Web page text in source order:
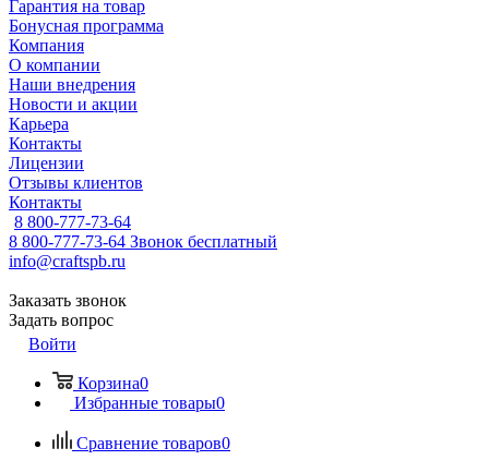
Гарантия на товар
Бонусная программа
Компания
О компании
Наши внедрения
Новости и акции
Карьера
Контакты
Лицензии
Отзывы клиентов
Контакты
8 800-777-73-64
8 800-777-73-64 Звонок бесплатный
info@craftspb.ru
Заказать звонок
Задать вопрос
Войти
Корзина0
Избранные товары0
Сравнение товаров0